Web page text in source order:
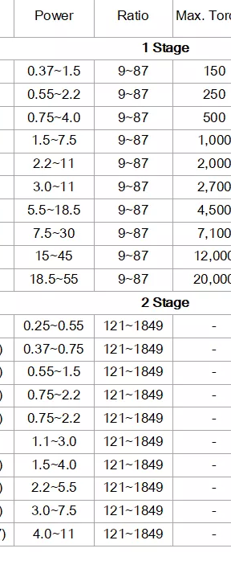
391-1.5，JXJ（L）4-43-5.5，JXJE（L）5